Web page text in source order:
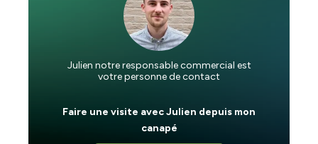
Julien notre responsable commercial est
votre personne de contact
Faire une visite avec Julien depuis mon
canapé